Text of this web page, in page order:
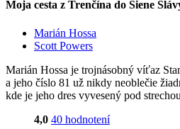
Moja cesta z Trenčína do Siene
Marián Hossa
Scott Powers
Marián Hossa je trojnásobný víťaz
a jeho číslo 81 už nikdy neoblečie
kde je jeho dres vyvesený pod
4,0 40 hodnotení